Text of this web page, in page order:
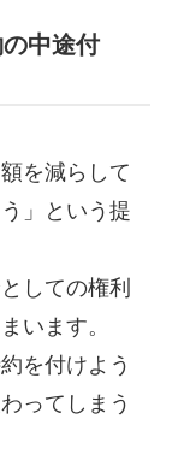
中途付
を減らして
」という提
しての権利
います。
を付けよう
ってしまう